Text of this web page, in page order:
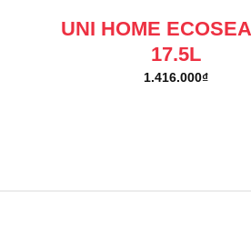
UNI HOME
17.5L
1.416.000₫